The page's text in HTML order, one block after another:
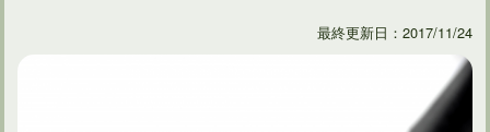
最終更新日：2017/11/24